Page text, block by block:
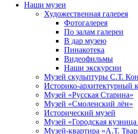
Наши музеи
Художественная галерея
Фотогалерея
По залам галереи
В дар музею
Пинакотека
Видеофильмы
Наши экскурсии
Музей скульптуры С.Т.
Историко-архитектурный
Музей «Русская Старина»
Музей «Смоленский лён»
Исторический музей
Музей «Городская
Музей-квартира «А.Т.